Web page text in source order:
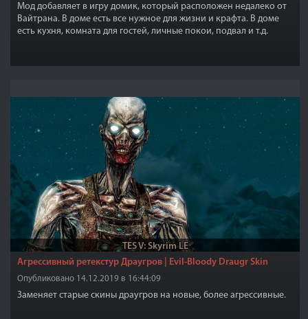
Мод добавляет в игру домик, который расположен недалеко от
Вайтрана. В доме есть все нужное для жизни и крафта. В доме
есть кухня, комната для гостей, личные покои, подвал и т.д.
TES V: Skyrim LE
Агрессивный ретекстур Драугров | Evil-Bloody Draugr Skin
Опубликовано 14.12.2019 в 16:44:09
Заменяет старые скины драугров на новые, более агрессивные.